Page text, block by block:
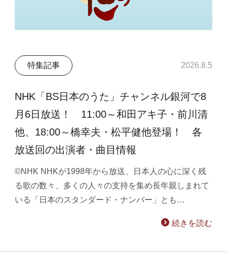
特集記事 2026.8.5
NHK「BS日本のうた」チャンネル銀河で8
月6日放送！ 11:00～和田アキ子・前川清
他、18:00～橋幸夫・松平健他登場！ 各
放送回の出演者・曲目情報
©NHK NHKが1998年から放送、日本人の心に深く残
る歌の数々、多くの人々の支持を集め長年親しまれて
いる「日本のスタンダード・ナンバー」とも…
続きを読む